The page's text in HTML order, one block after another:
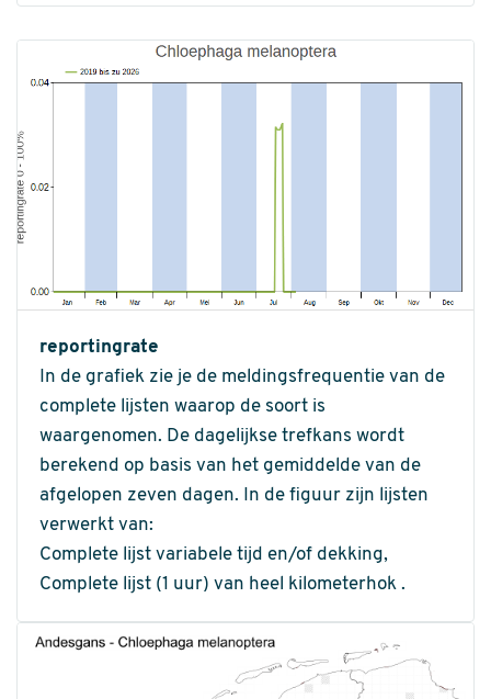
reportingrate
In de grafiek zie je de meldingsfrequentie van de
complete lijsten waarop de soort is
waargenomen. De dagelijkse trefkans wordt
berekend op basis van het gemiddelde van de
afgelopen zeven dagen. In de figuur zijn lijsten
verwerkt van:
Complete lijst variabele tijd en/of dekking,
Complete lijst (1 uur) van heel kilometerhok .